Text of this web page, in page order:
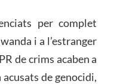
per complet
i a l’estranger
de crims acaben a
de genocidi,